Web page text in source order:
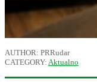
AUTHOR: PRRudar
CATEGORY: Aktualno